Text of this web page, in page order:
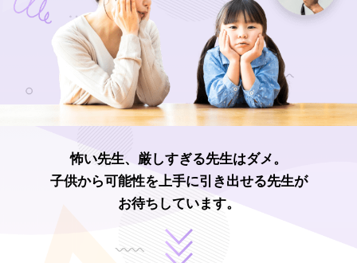
怖い先生、厳しすぎる先生はダメ。
子供から可能性を上手に引き出せる先生が
お待ちしています。